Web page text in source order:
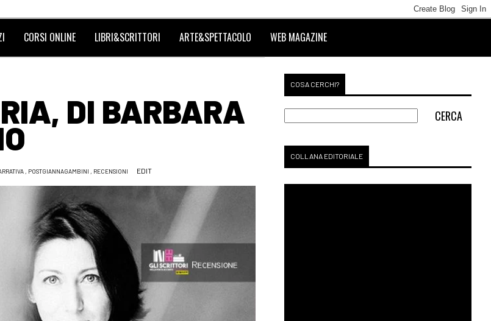
CORSI ONLINE LIBRI&SCRITTORI ARTE&SPETTACOLO WEB MAGAZINE
DI BARBARA
, POSTGIANNAGAMBINI , RECENSIONI EDIT
COSA CERCHI?
COLLANA EDITORIALE